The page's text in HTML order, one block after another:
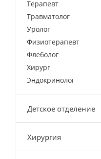
Терапевт
Травматолог
Уролог
Физиотерапевт
Флеболог
Хирург
Эндокринолог
Детское отделение
Хирургия